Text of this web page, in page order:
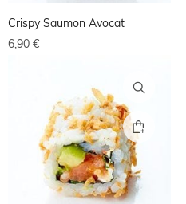
Crispy Saumon Avocat
6,90 €